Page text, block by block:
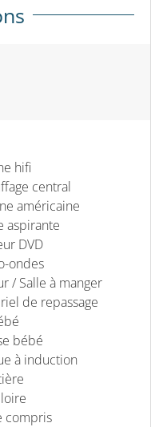
hifi
central
américaine
aspirante
DVD
ondes
/ Salle à manger
de repassage
bébé
à induction
compris